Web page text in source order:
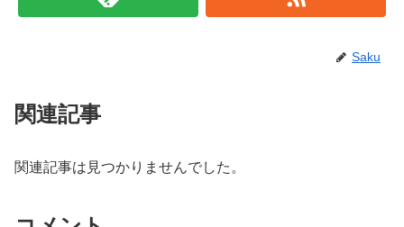
Saku
関連記事
関連記事は見つかりませんでした。